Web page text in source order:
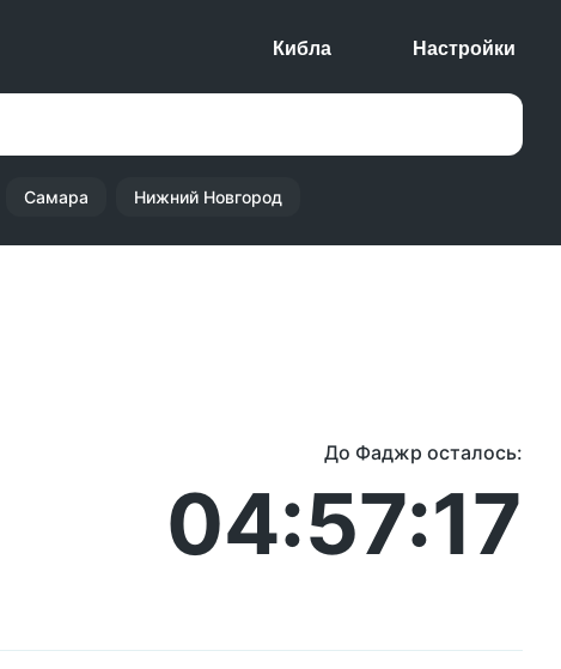
Кибла Настройки
Самара Нижний Новгород
До Фаджр осталось:
04:57:17